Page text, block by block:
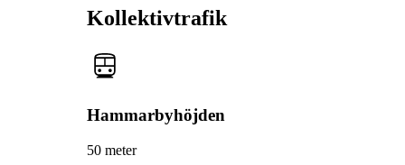
Kollektivtrafik
Hammarbyhöjden
50 meter